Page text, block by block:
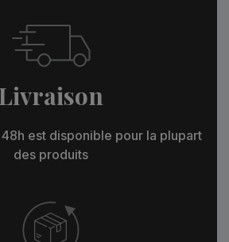
Livraison
est disponible pour la plupart
des produits